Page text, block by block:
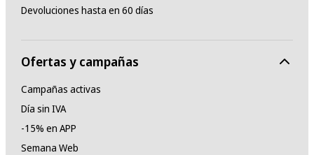
Devoluciones hasta en 60 días
Ofertas y campañas
Campañas activas
Día sin IVA
-15% en APP
Semana Web